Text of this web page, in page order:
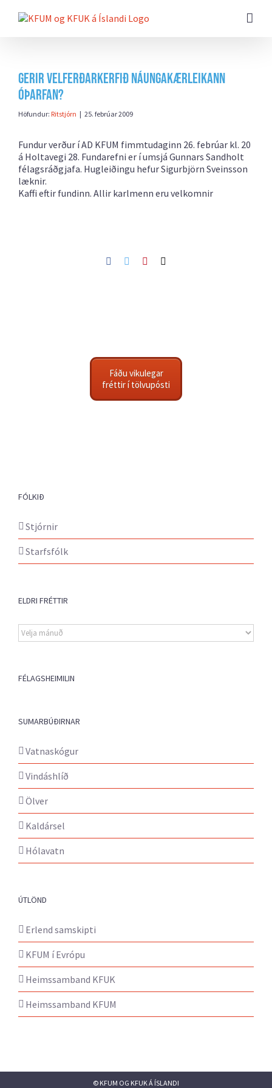
beint
Gerir velferðarkerfið náungakærleikann
óþarfan?
Höfundur: Ritstjórn | 25. febrúar 2009
Fundur verður í AD KFUM fimmtudaginn 26. febrúar kl. 20
á Holtavegi 28. Fundarefni er í umsjá Gunnars Sandholt
félagsráðgjafa. Hugleiðingu hefur Sigurbjörn Sveinsson
læknir.
Kaffi eftir fundinn. Allir karlmenn eru velkomnir
Facebook
TwitterPinterest
Fáðu vikulegar
fréttir í tölvupósti
FÓLKIÐ
Stjórnir
Starfsfólk
ELDRI FRÉTTIR
Eldri
fréttir
FÉLAGSHEIMILIN
SUMARBÚÐIRNAR
Vatnaskógur
Vindáshlíð
Ölver
Kaldársel
Hólavatn
ÚTLÖND
Erlend samskipti
KFUM í Evrópu
Heimssamband KFUK
Heimssamband KFUM
© KFUM OG KFUK Á ÍSLANDI